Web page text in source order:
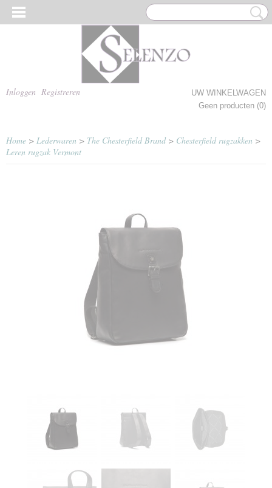
Inloggen Registreren
UW WINKELWAGEN
Geen producten (0)
Home > Lederwaren > The Chesterfield Brand> Chesterfield rugzakken >
Leren rugzak Vermont